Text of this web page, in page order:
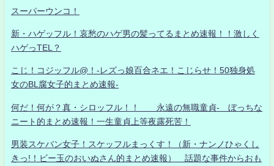
スーパーウンコ！
新・ハゲッフル！哀愁のハゲ男の髪ってるまとめ速報！！激しく
ハゲっTEL？
こじ！コジッフル@！-レズっ娘百合ネエ！こじらせ！50独身処
女のBL腐女子的まとめ速報-
何だ！何が？真・シロッフル！！ 永遠の無職童貞- ぼっちな
ニート的まとめ速報！一生童貞上等夜露死苦！
男装スケバン女子！スケッフルまっくす！（新・ナンノひゃくし
きっ!！ビー玉のおいぬさん的まとめ速報） 話題な事件からおも